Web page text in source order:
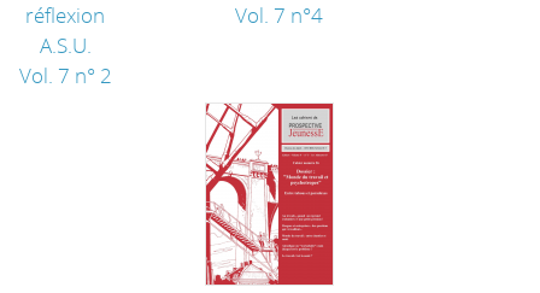
réflexion
A.S.U.
Vol. 7 n° 2
Vol. 7 n°4